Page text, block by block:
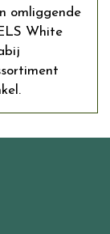
omliggende
White